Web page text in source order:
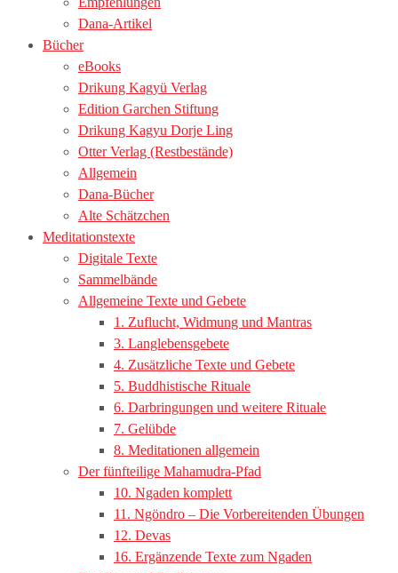
Dana-Artikel
Bücher
eBooks
Drikung Kagyü Verlag
Edition Garchen Stiftung
Drikung Kagyu Dorje Ling
Otter Verlag (Restbestände)
Allgemein
Dana-Bücher
Alte Schätzchen
Meditationstexte
Digitale Texte
Sammelbände
Allgemeine Texte und Gebete
1. Zuflucht, Widmung und Mantras
3. Langlebensgebete
4. Zusätzliche Texte und Gebete
5. Buddhistische Rituale
6. Darbringungen und weitere Rituale
7. Gelübde
8. Meditationen allgemein
Der fünfteilige Mahamudra-Pfad
10. Ngaden komplett
11. Ngöndro – Die Vorbereitenden Übungen
12. Devas
16. Ergänzende Texte zum Ngaden